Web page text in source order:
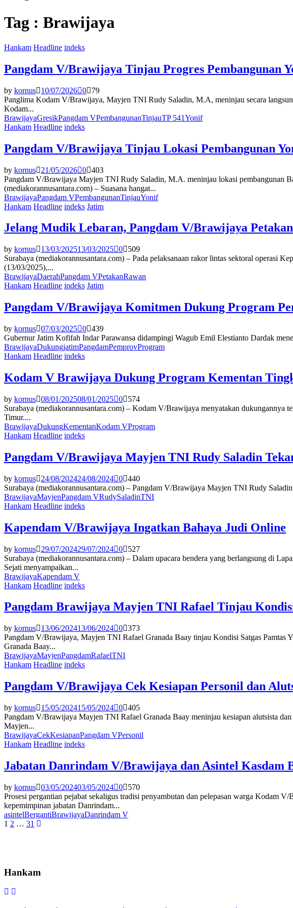
Tag : Brawijaya
Hankam Headline indeks
Pangdam V/Brawijaya Tinjau Progres Pembangunan
by kornus 10/07/2026 0
79
Panglima Kodam V/Brawijaya, Mayjen TNI Rudy Saladin, M.A, meninjau secara
Kodam...
BrawijayaGresikPangdam VPembangunanTinjauTP 541Yonif
Hankam Headline indeks
Pangdam V/Brawijaya Tinjau Lokasi Pembangunan
by kornus 21/05/2026 0 403
Pangdam V/Brawijaya Mayjen TNI Rudy Saladin, M.A. meninjau lokasi pembangunan
(mediakorannusantara.com) – Suasana hangat...
BrawijayaPangdam VPembangunanTinjauYonif
Hankam Headline indeks Jatim
Jelang Mudik Lebaran, Pangdam V/Brawijaya
by kornus 13/03/202513/03/2025 0
509
Surabaya (mediakorannusantara.com) – Pada pelaksanaan rakor lintas sektoral operasi
(13/03/2025),...
BrawijayaDaerahPangdam VPetakanRawan
Hankam Headline indeks Jatim
Pangdam V/Brawijaya Komitmen Dukung Program
by kornus 07/03/2025 0 439
Gubernur Jatim Kofifah Indar Parawansa didampingi Wagub Emil Elestianto Dardak
BrawijayaDukungjatimPangdamPemprovProgram
Hankam Headline indeks
Kodam V Brawijaya Dukung Program Kementan
by kornus 08/01/202508/01/2025 0
574
Surabaya (mediakorannusantara.com) – Kodam V/Brawijaya menyatakan dukungannya
Timur....
BrawijayaDukungKementanKodam VProgram
Hankam Headline indeks
Pangdam V/Brawijaya Mayjen TNI Rudy Saladin
by kornus 24/08/202424/08/2024 0 440
Surabaya (mediakorannusantara.com) – Pangdam V/Brawijaya Mayjen TNI Rudy
BrawijayaMayjenPangdam VRudySaladinTNI
Hankam Headline indeks
Kapendam V/Brawijaya Ingatkan Bahaya Judi Online
by kornus 29/07/202429/07/2024 0
527
Surabaya (mediakorannusantara.com) – Dalam upacara bendera yang berlangsung di
Sejati menyampaikan...
BrawijayaKapendam V
Hankam Headline indeks
Pangdam Brawijaya Mayjen TNI Rafael Tinjau
by kornus 13/06/202413/06/2024 0 373
Pangdam V/Brawijaya, Mayjen TNI Rafael Granada Baay tinjau Kondisi Satgas
Granada Baay...
BrawijayaMayjenPangdamRafaelTNI
Hankam Headline indeks
Pangdam V/Brawijaya Cek Kesiapan Personil dan
by kornus 15/05/202415/05/2024 0 405
Pangdam V/Brawijaya Mayjen TNI Rafael Granada Baay meninjau kesiapan alutsista
Mayjen...
BrawijayaCekKesiapanPangdam VPersonil
Hankam Headline indeks
Jabatan Danrindam V/Brawijaya dan Asintel Kasdam
by kornus 03/05/202403/05/2024 0
570
Prosesi pergantian pejabat sekaligus tradisi penyambutan dan pelepasan warga Kodam
kepemimpinan jabatan Danrindam...
asintelBergantiBrawijayaDanrindam V
Paginasi
1 2 … 31
Hankam